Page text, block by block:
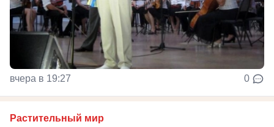
вчера в 19:27 0
Растительный мир